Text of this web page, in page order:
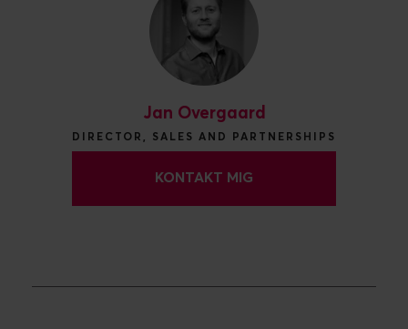
Jan Overgaard
DIRECTOR, SALES AND PARTNERSHIPS
KONTAKT MIG